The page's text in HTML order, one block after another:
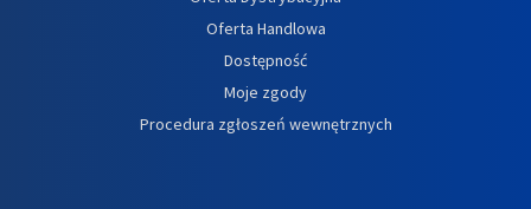
Oferta Handlowa
Dostępność
Moje zgody
Procedura zgłoszeń wewnętrznych